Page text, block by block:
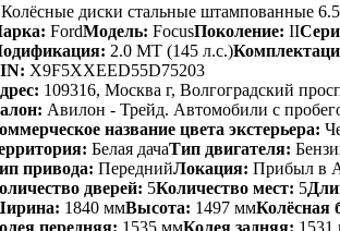
Колёсные диски стальные штампованные
FordМодель: FocusПоколение: II
2.0 MT (145 л.с.)
X9F5XXEED55D75203
109316, Москва г, Волгоградский
Авилон - Трейд. Автомобили с
название цвета экстерьера:
Белая дачаТип двигателя:
привода: ПереднийЛокация: Прибыл в
дверей: 5Количество мест: 5
1840 ммВысота: 1497 ммКолёсная
передняя: 1535 ммКолея задняя: 1531